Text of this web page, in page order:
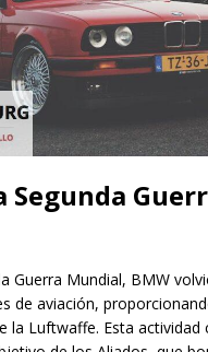
Segunda
Guerra Mundial, BMW
de aviación,
la Luftwaffe. Esta actividad